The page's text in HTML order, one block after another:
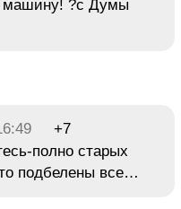
машину! ?c Думы
+7
полно старых
подбелены все…